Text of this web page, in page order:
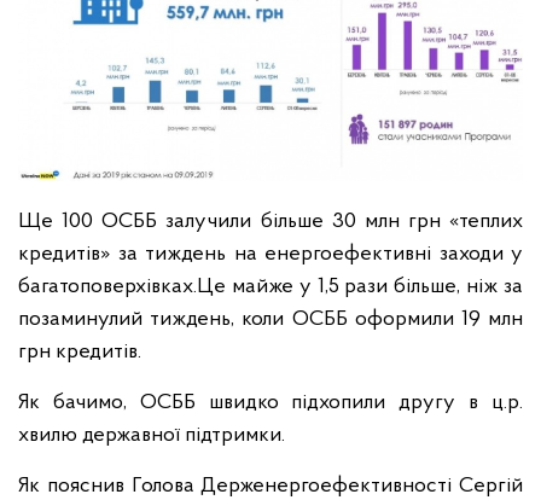
Ще 100 ОСББ залучили більше 30 млн грн «теплих
кредитів» за тиждень на енергоефективні заходи у
багатоповерхівках.Це майже у 1,5 рази більше, ніж за
позаминулий тиждень, коли ОСББ оформили 19 млн
грн кредитів.
Як бачимо, ОСББ швидко підхопили другу в ц.р.
хвилю державної підтримки.
Як пояснив Голова Держенергоефективності Сергій